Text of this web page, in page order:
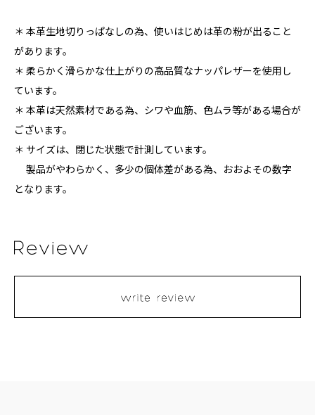
＊ 本革生地切りっぱなしの為、使いはじめは革の粉が出ること
があります。
＊ 柔らかく滑らかな仕上がりの高品質なナッパレザーを使用し
ています。
＊ 本革は天然素材である為、シワや血筋、色ムラ等がある場合が
ございます。
＊ サイズは、閉じた状態で計測しています。
製品がやわらかく、多少の個体差がある為、おおよその数字
となります。